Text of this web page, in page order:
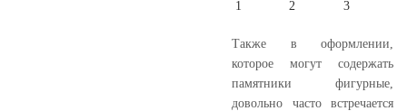
Также в оформлении,
которое могут содержать
памятники фигурные,
довольно часто встречается